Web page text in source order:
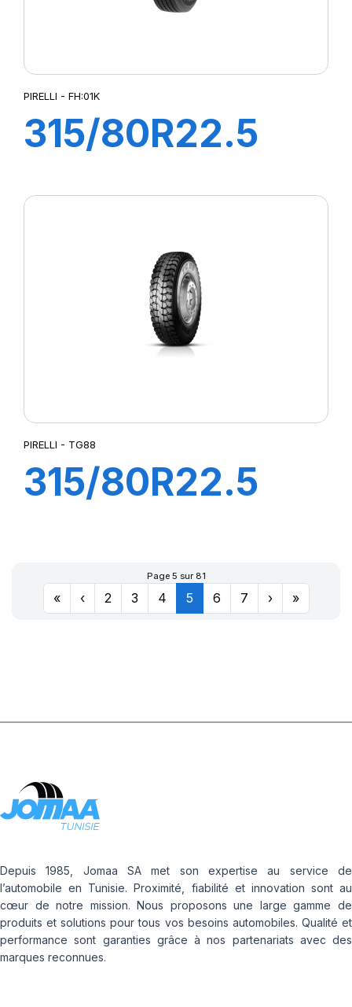
PIRELLI - FH:01K
315/80R22.5
PIRELLI - TG88
315/80R22.5
Page 5 sur 81
« ‹ 2 3 4 5 6 7 › »
Depuis 1985, Jomaa SA met son expertise au service de
l’automobile en Tunisie. Proximité, fiabilité et innovation sont au
cœur de notre mission. Nous proposons une large gamme de
produits et solutions pour tous vos besoins automobiles. Qualité et
performance sont garanties grâce à nos partenariats avec des
marques reconnues.